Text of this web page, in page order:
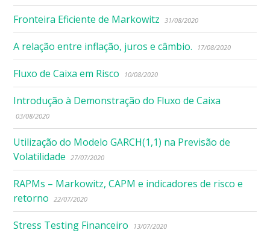
Fronteira Eficiente de Markowitz 31/08/2020
A relação entre inflação, juros e câmbio. 17/08/2020
Fluxo de Caixa em Risco 10/08/2020
Introdução à Demonstração do Fluxo de Caixa
03/08/2020
Utilização do Modelo GARCH(1,1) na Previsão de
Volatilidade
27/07/2020
RAPMs – Markowitz, CAPM e indicadores de risco e
retorno
22/07/2020
Stress Testing Financeiro 13/07/2020